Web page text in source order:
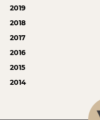
2019
2018
2017
2016
2015
2014